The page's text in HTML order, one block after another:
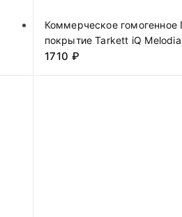
Коммерческое гомогенное
покрытие Tarkett iQ
1710 ₽